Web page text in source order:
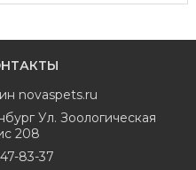
novaspets.ru
Ул. Зоологическая
208
83-37